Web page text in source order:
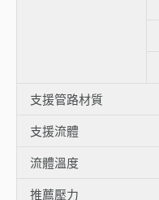
支援管路材質
支援流體
流體溫度
推薦壓力